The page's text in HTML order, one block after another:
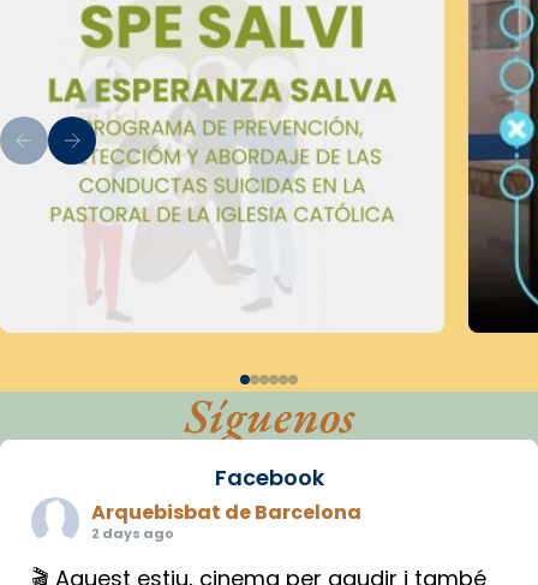
Síguenos
Facebook
Arquebisbat de Barcelona
2 days ago
🎬 Aquest estiu, cinema per gaudir i també